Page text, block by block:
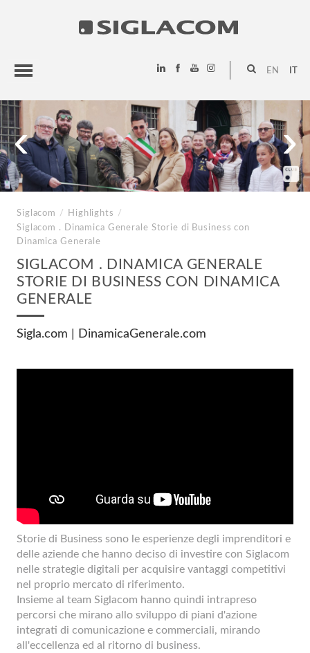
EN
HIGHLIGHTS
PROGETTI
SIGLACOM
‹ ›
Siglacom / Highlights
/
Siglacom . Dinamica Generale Storie di Business con
Dinamica Generale
SIGLACOM . DINAMICA GENERALE
STORIE DI BUSINESS CON DINAMICA
GENERALE
Sigla.com | DinamicaGenerale.com
Storie di Business sono le esperienze degli imprenditori e
delle aziende che hanno deciso di investire con Siglacom
nelle strategie digitali per acquisire vantaggi competitivi
nel proprio mercato di riferimento.
Insieme al team Siglacom hanno quindi intrapreso
percorsi che mirano allo sviluppo di piani d'azione
integrati di comunicazione e commerciali, mirando
all'eccellenza ed al ritorno di business.